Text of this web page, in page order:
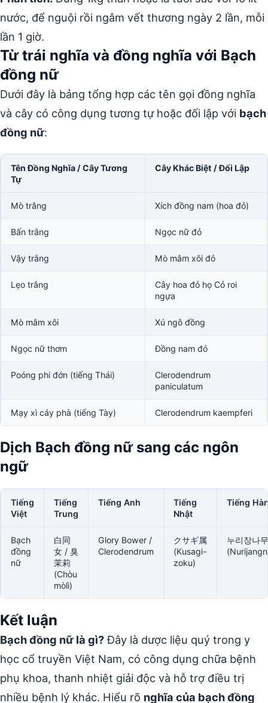
nước, để nguội rồi ngâm vết thương ngày 2 lần, mỗi
lần 1 giờ.
Từ trái nghĩa và đồng nghĩa với Bạch
đồng nữ
Dưới đây là bảng tổng hợp các tên gọi đồng nghĩa
và cây có công dụng tương tự hoặc đối lập với bạch
đồng nữ:
Tên Đồng Nghĩa / Cây Tương
Tự
Cây Khác Biệt / Đối Lập
Mò trắng Xích đồng nam (hoa đỏ)
Bấn trắng Ngọc nữ đỏ
Vậy trắng Mò mâm xôi đỏ
Lẹo trắng
Cây hoa đỏ họ Cỏ roi
ngựa
Mò mâm xôi Xú ngô đồng
Ngọc nữ thơm Đồng nam đỏ
Poóng phi đớn (tiếng Thái)
Clerodendrum
paniculatum
Mạy xì cáy phà (tiếng Tày) Clerodendrum kaempferi
Dịch Bạch đồng nữ sang các ngôn
ngữ
Tiếng
Việt
Tiếng
Trung
Tiếng Anh
Tiếng
Nhật
Tiếng
Bạch
đồng
nữ
白同
女 / 臭
茉莉
(Chòu
mòlì)
Glory Bower /
Clerodendrum
クサギ属
(Kusagi-
zoku)
누리장나
Kết luận
Bạch đồng nữ là gì?Đây là dược liệu quý trong y
học cổ truyền Việt Nam, có công dụng chữa bệnh
phụ khoa, thanh nhiệt giải độc và hỗ trợ điều trị
nhiều bệnh lý khác. Hiểu rõ nghĩa của bạch đồng